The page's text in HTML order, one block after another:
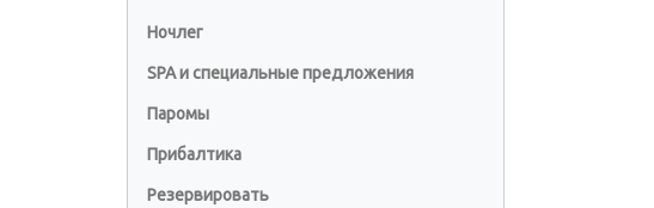
Ночлег
SPA и специальные предложения
Паромы
Прибалтика
Резервировать